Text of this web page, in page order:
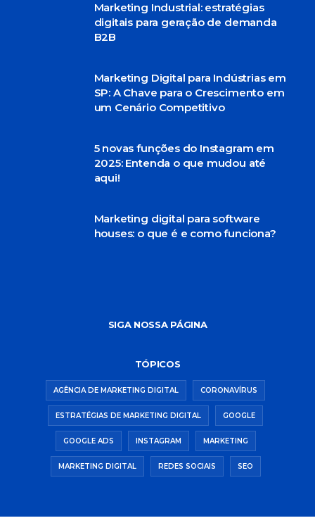
Marketing Industrial: estratégias
digitais para geração de demanda
B2B
Marketing Digital para Indústrias em
SP: A Chave para o Crescimento em
um Cenário Competitivo
5 novas funções do Instagram em
2025: Entenda o que mudou até
aqui!
Marketing digital para software
houses: o que é e como funciona?
SIGA NOSSA PÁGINA
TÓPICOS
AGÊNCIA DE MARKETING DIGITAL CORONAVÍRUS
ESTRATÉGIAS DE MARKETING DIGITAL GOOGLE
GOOGLE ADS INSTAGRAM MARKETING
MARKETING DIGITAL REDES SOCIAIS SEO